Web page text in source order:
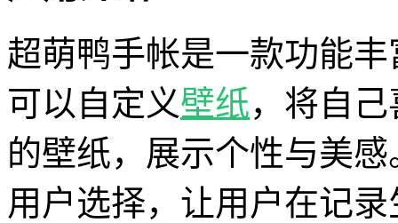
超萌鸭手帐是一款功能
可以自定义壁纸，将自
的壁纸，展示个性与美
用户选择，让用户在记